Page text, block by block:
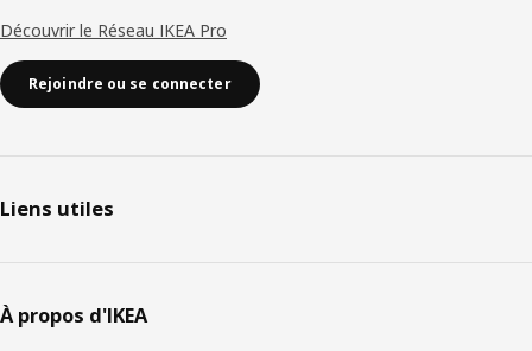
Découvrir le Réseau IKEA Pro
Rejoindre ou se connecter
Liens utiles
À propos d'IKEA